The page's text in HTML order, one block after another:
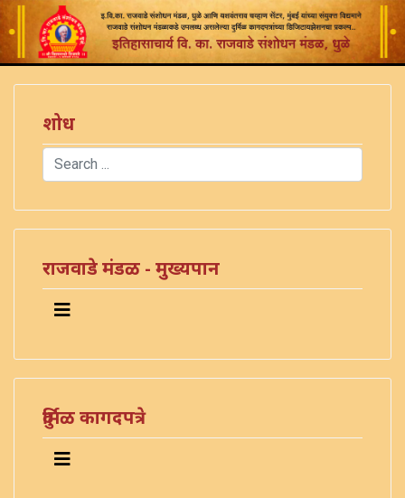
शोध
Search
राजवाडे मंडळ - मुख्यपान
दुर्मिळ कागदपत्रे